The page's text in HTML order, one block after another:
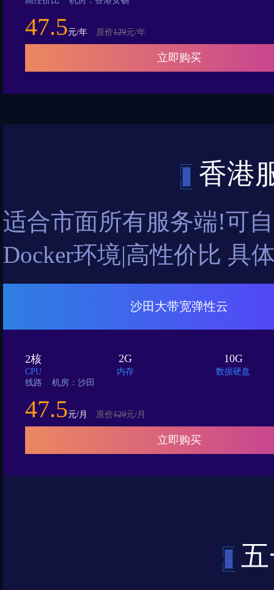
47.5元/年 原价129元/年
立即购买
香港
适合市面所有服务端!可
Docker环境|高性价比 具
沙田大带宽弹性云
2核 2G 10G
CPU 内存
数据硬盘
线路 机房：沙田
47.5元/月 原价129元/月
立即购买